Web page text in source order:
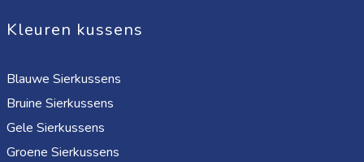
Kleuren kussens
Blauwe Sierkussens
Bruine Sierkussens
Gele Sierkussens
Groene Sierkussens